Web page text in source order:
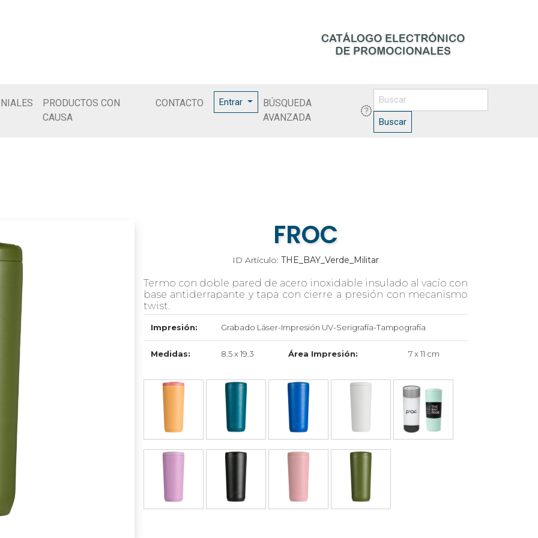
PRODUCTOS CON
CAUSA
CONTACTO Entrar
BÚSQUEDA
AVANZADA
Buscar
FROC
ID Artículo: THE_BAY_Verde_Militar
Termo con doble pared de acero inoxidable insulado al vacío con
base antiderrapante y tapa con cierre a presión con mecanismo
twist.
Impresión: Grabado Láser-Impresión UV-Serigrafía-Tampografía
Medidas: 8.5 x 19.3 Área Impresión: 7 x 11 cm